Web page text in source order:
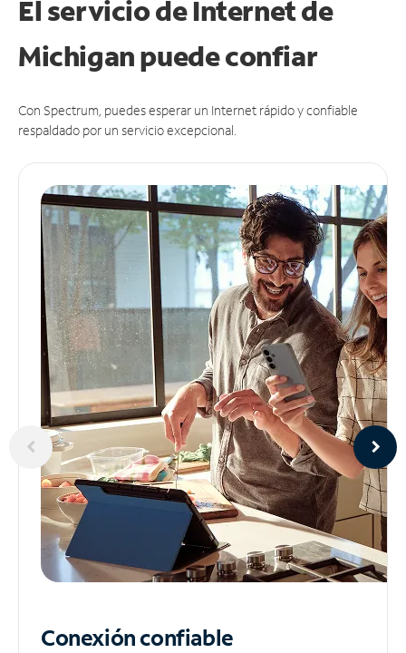
El servicio de Internet de
Michigan puedeconfiar
Con Spectrum, puedes esperar un Internet rápido y confiable
respaldado por un servicio excepcional.
Conexión confiable